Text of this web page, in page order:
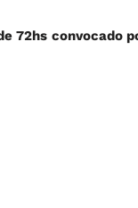
72hs convocado